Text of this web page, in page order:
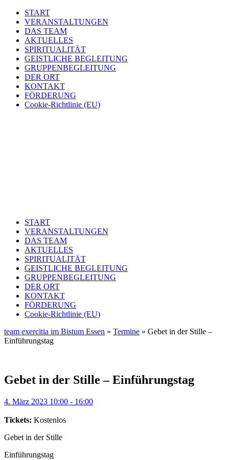
START
VERANSTALTUNGEN
DAS TEAM
AKTUELLES
SPIRITUALITÄT
GEISTLICHE BEGLEITUNG
GRUPPENBEGLEITUNG
DER ORT
KONTAKT
FÖRDERUNG
Cookie-Richtlinie (EU)
START
VERANSTALTUNGEN
DAS TEAM
AKTUELLES
SPIRITUALITÄT
GEISTLICHE BEGLEITUNG
GRUPPENBEGLEITUNG
DER ORT
KONTAKT
FÖRDERUNG
Cookie-Richtlinie (EU)
team exercitia im Bistum Essen » Termine » Gebet in der Stille –
Einführungstag
Gebet in der Stille – Einführungstag
4. März 2023 10:00 - 16:00
Tickets: Kostenlos
Gebet in der Stille
Einführungstag